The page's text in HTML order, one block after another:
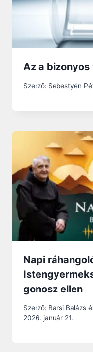
Az a
Szerző: Sebestyén
Napi
gonosz ellen
Szerző: Barsi Balázs
2026. január 21.